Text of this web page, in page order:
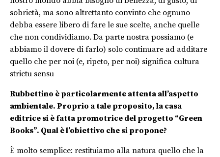
sobrietà, ma sono altrettanto convinto che ognuno
debba essere libero di fare le sue scelte, anche quelle
che non condividiamo. Da parte nostra possiamo (e
abbiamo il dovere di farlo) solo continuare ad additare
quello che per noi (e, ripeto, per noi) significa cultura
strictu sensu
Rubbettino è particolarmente attenta all’aspetto
ambientale. Proprio a tale proposito, la casa
editrice si è fatta promotrice del progetto “Green
Books”. Qual è l’obiettivo che si propone?
È molto semplice: restituiamo alla natura quello che la